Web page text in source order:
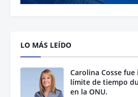
LO MÁS LEÍDO
Carolina Cosse
límite de tiempo
en la ONU.